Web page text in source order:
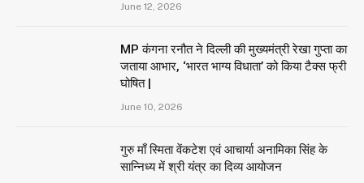
June 12, 2026
MP कंगना रनौत ने दिल्ली की मुख्यमंत्री रेखा गुप्ता का
जताया आभार, ‘भारत भाग्य विधाता’ को किया टैक्स फ्री
घोषित |
June 10, 2026
गुरु माँ स्मिता वेंकटेश एवं आचार्या अनामिका सिंह के
सान्निध्य में श्री यंत्र का दिव्य आयोजन